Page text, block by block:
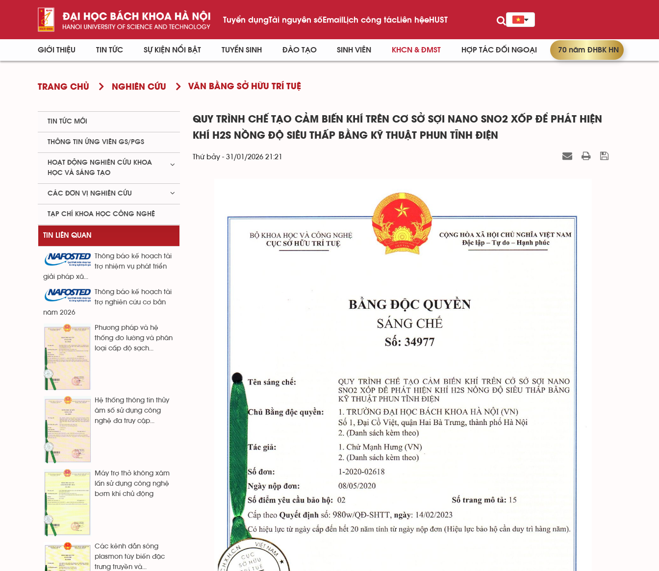
Tuyển dụngTài nguyên sốEmailLịch công tácLiên hệeHUST
GIỚI THIỆU TIN TỨC SỰ KIỆN NỔI BẬT TUYỂN SINH ĐÀO TẠO SINH VIÊN KHCN & ĐMST HỢP TÁC ĐỐI NGOẠI 70 năm ĐHBK HN
TRANG CHỦ NGHIÊN CỨU VĂN BẰNG SỞ HỮU TRÍ TUỆ
QUY TRÌNH CHẾ TẠO CẢM BIẾN KHÍ TRÊN CƠ SỞ SỢI NANO SNO2 XỐP ĐỂ PHÁT HIỆN
KHÍ H2S NỒNG ĐỘ SIÊU THẤP BẰNG KỸ THUẬT PHUN TĨNH ĐIỆN
Thứ bảy - 31/01/2026 21:21
TIN TỨC MỚI
THÔNG TIN ỨNG VIÊN GS/PGS
HOẠT ĐỘNG NGHIÊN CỨU KHOA
HỌC VÀ SÁNG TẠO
CÁC ĐƠN VỊ NGHIÊN CỨU
TẠP CHÍ KHOA HỌC CÔNG NGHỆ
TIN LIÊN QUAN
Thông báo kế hoạch tài
trợ nhiệm vụ phát triển
giải pháp xã...
Thông báo kế hoạch tài
trợ nghiên cứu cơ bản
năm 2026
Phương pháp và hệ
thống đo lường và phân
loại cấp độ sạch...
Hệ thống thông tin thủy
âm số sử dụng công
nghệ đa truy cập...
Máy trợ thở không xâm
lấn sử dụng công nghệ
bơm khí chủ động
Các kênh dẫn sóng
plasmon tùy biến đặc
trưng truyền và...